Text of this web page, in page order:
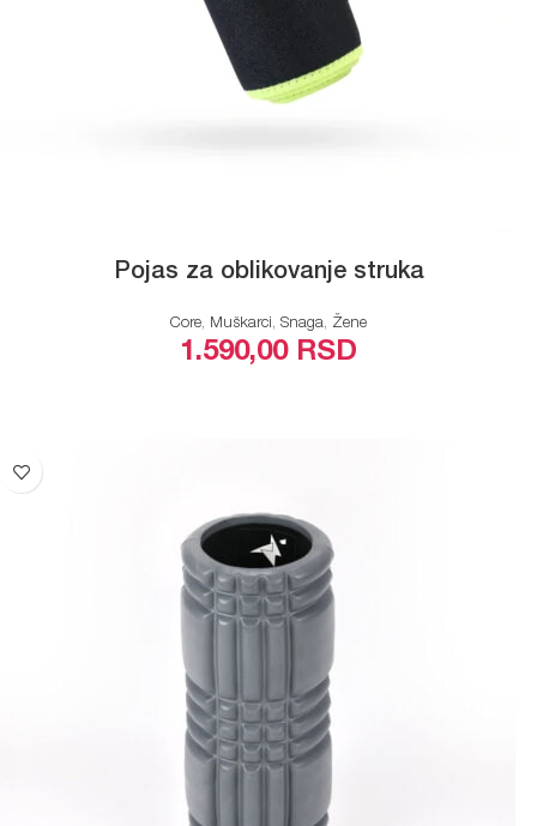
Pojas za oblikovanje struka
Core, Muškarci, Snaga, Žene
1.590,00 RSD